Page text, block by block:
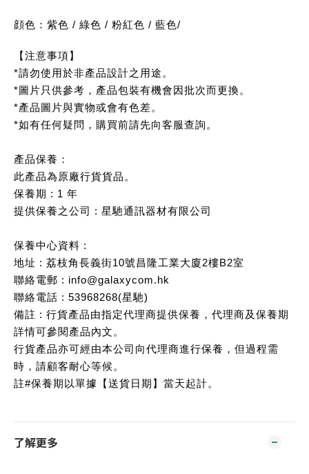
顔色： 紫色 / 綠色 / 粉紅色 / 藍色/
【注意事項】
*請勿使用於非產品設計之用途。
*圖片只供參考，產品包裝有機會因批次而更換。
*產品圖片與實物或會有色差。
*如有任何疑問，購買前請先向客服查詢。
產品保養：
此產品為原廠行貨貨品。
保養期 : 1 年
提供保養之公司 : 星馳通訊器材有限公司
保養中心資料 :
地址 : 荔枝角長義街10號昌隆工業大廈2樓B2室
聯絡電郵 : info@galaxycom.hk
聯絡電話 : 53968268(星馳)
備註 : 行貨產品由指定代理商提供保養，代理商及保養期
詳情可參閱產品內文。
行貨產品亦可經由本公司向代理商進行保養，但過程需
時，請顧客耐心等候。
註#保養期以單據【送貨日期】當天起計。
了解更多